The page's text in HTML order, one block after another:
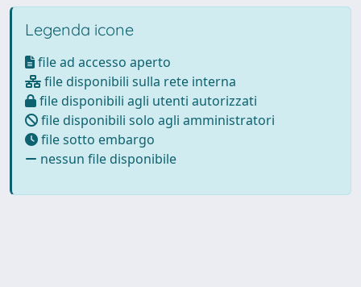
Legenda icone
file ad accesso aperto
file disponibili sulla rete interna
file disponibili agli utenti autorizzati
file disponibili solo agli amministratori
file sotto embargo
nessun file disponibile